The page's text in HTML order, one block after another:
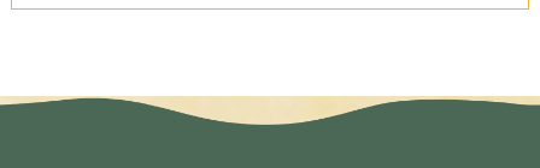
別情報などを指します。